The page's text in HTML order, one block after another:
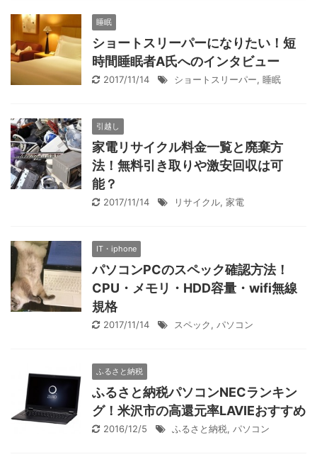
睡眠
ショートスリーパーになりたい！短
時間睡眠者A氏へのインタビュー
2017/11/14 ショートスリーパー, 睡眠
引越し
家電リサイクル料金一覧と廃棄方
法！無料引き取りや激安回収は可
能？
2017/11/14 リサイクル, 家電
IT・iphone
パソコンPCのスペック確認方法！
CPU・メモリ・HDD容量・wifi無線
規格
2017/11/14 スペック, パソコン
ふるさと納税
ふるさと納税パソコンNECランキン
グ！米沢市の高還元率LAVIEおすすめ
2016/12/5 ふるさと納税, パソコン